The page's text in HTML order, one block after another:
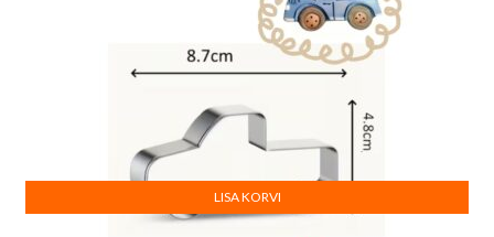
LISA KORVI